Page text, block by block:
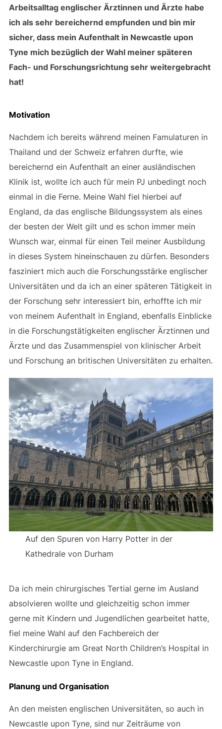
Arbeitsalltag englischer Ärztinnen und Ärzte habe
ich als sehr bereichernd empfunden und bin mir
sicher, dass mein Aufenthalt in Newcastle upon
Tyne mich bezüglich der Wahl meiner späteren
Fach- und Forschungsrichtung sehr weitergebracht
hat!
Motivation
Nachdem ich bereits während meinen Famulaturen in
Thailand und der Schweiz erfahren durfte, wie
bereichernd ein Aufenthalt an einer ausländischen
Klinik ist, wollte ich auch für mein PJ unbedingt noch
einmal in die Ferne. Meine Wahl fiel hierbei auf
England, da das englische Bildungssystem als eines
der besten der Welt gilt und es schon immer mein
Wunsch war, einmal für einen Teil meiner Ausbildung
in dieses System hineinschauen zu dürfen. Besonders
fasziniert mich auch die Forschungsstärke englischer
Universitäten und da ich an einer späteren Tätigkeit in
der Forschung sehr interessiert bin, erhoffte ich mir
von meinem Aufenthalt in England, ebenfalls Einblicke
in die Forschungstätigkeiten englischer Ärztinnen und
Ärzte und das Zusammenspiel von klinischer Arbeit
und Forschung an britischen Universitäten zu erhalten.
Auf den Spuren von Harry Potter in der
Kathedrale von Durham
Da ich mein chirurgisches Tertial gerne im Ausland
absolvieren wollte und gleichzeitig schon immer
gerne mit Kindern und Jugendlichen gearbeitet hatte,
fiel meine Wahl auf den Fachbereich der
Kinderchirurgie am Great North Children’s Hospital in
Newcastle upon Tyne in England.
Planung und Organisation
An den meisten englischen Universitäten, so auch in
Newcastle upon Tyne, sind nur Zeiträume von